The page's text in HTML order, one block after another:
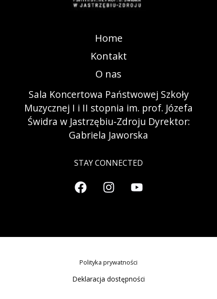
Home
Kontakt
O nas
Sala Koncertowa Państwowej Szkoły
Muzycznej I i II stopnia im. prof. Józefa
Świdra w Jastrzębiu-Zdroju Dyrektor:
Gabriela Jaworska
STAY CONNECTED
Polityka prywatności
Deklaracja dostępności